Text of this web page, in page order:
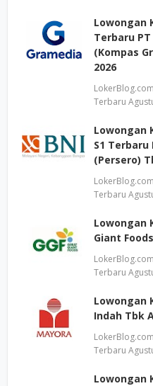
Lowongan
Terbaru
(Kompas
2026
Terbaru
Lowongan
S1
(Persero)
Terbaru
Lowongan
Giant
Terbaru
Lowongan
Indah Tbk
Terbaru
Lowongan